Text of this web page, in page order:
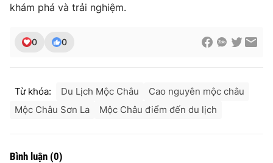
khám phá và trải nghiệm.
0 0
Từ khóa: Du Lịch Mộc Châu
Cao nguyên mộc châu
Mộc Châu Sơn La
Mộc Châu điểm đến du lịch
Bình luận (0)